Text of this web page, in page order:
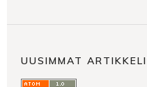
UUSIMMAT